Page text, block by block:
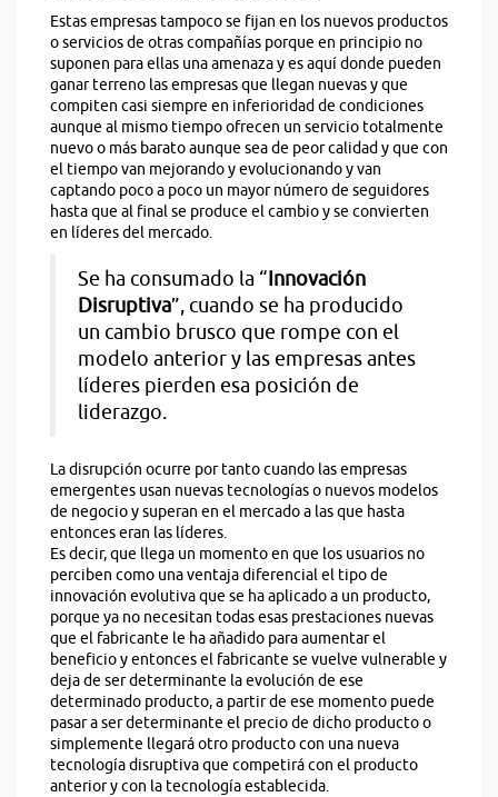
Estas empresas tampoco se fijan en los nuevos productos
o servicios de otras compañías porque en principio no
suponen para ellas una amenaza y es aquí donde pueden
ganar terreno las empresas que llegan nuevas y que
compiten casi siempre en inferioridad de condiciones
aunque al mismo tiempo ofrecen un servicio totalmente
nuevo o más barato aunque sea de peor calidad y que con
el tiempo van mejorando y evolucionando y van
captando poco a poco un mayor número de seguidores
hasta que al final se produce el cambio y se convierten
en líderes del mercado.
Se ha consumado la “Innovación
Disruptiva”, cuando se ha producido
un cambio brusco que rompe con el
modelo anterior y las empresas antes
líderes pierden esa posición de
liderazgo.
La disrupción ocurre por tanto cuando las empresas
emergentes usan nuevas tecnologías o nuevos modelos
de negocio y superan en el mercado a las que hasta
entonces eran las líderes.
Es decir, que llega un momento en que los usuarios no
perciben como una ventaja diferencial el tipo de
innovación evolutiva que se ha aplicado a un producto,
porque ya no necesitan todas esas prestaciones nuevas
que el fabricante le ha añadido para aumentar el
beneficio y entonces el fabricante se vuelve vulnerable y
deja de ser determinante la evolución de ese
determinado producto, a partir de ese momento puede
pasar a ser determinante el precio de dicho producto o
simplemente llegará otro producto con una nueva
tecnología disruptiva que competirá con el producto
anterior y con la tecnología establecida.